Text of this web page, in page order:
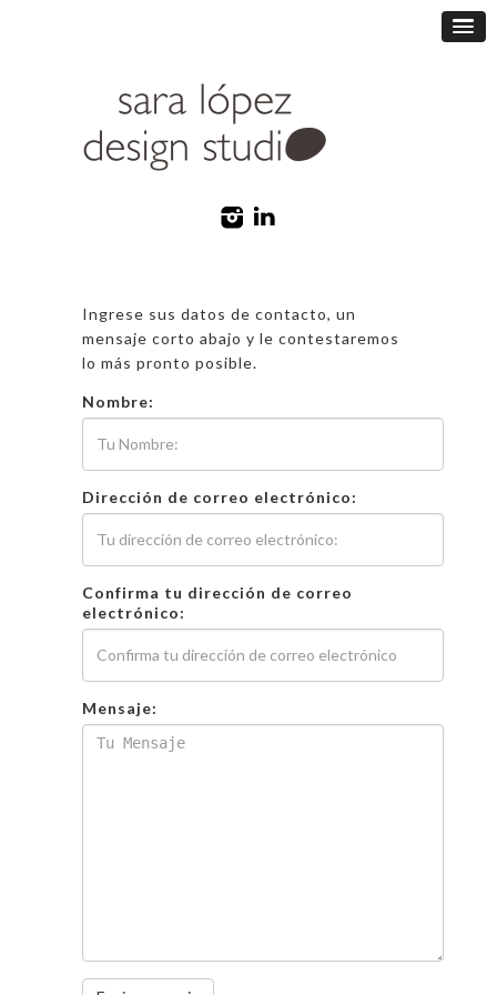
Ingrese sus datos de contacto, un
mensaje corto abajo y le contestaremos
lo más pronto posible.
Nombre:
Dirección de correo electrónico:
Confirma tu dirección de correo
electrónico:
Mensaje: